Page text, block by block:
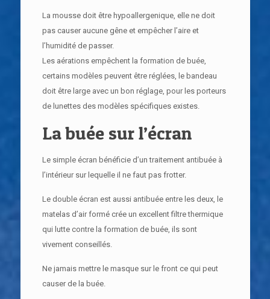
La mousse doit être hypoallergenique, elle ne doit
pas causer aucune gêne et empêcher l’aire et
l’humidité de passer.
Les aérations empêchent la formation de buée,
certains modèles peuvent être réglées, le bandeau
doit être large avec un bon réglage, pour les porteurs
de lunettes des modèles spécifiques existes.
La buée sur l’écran
Le simple écran bénéficie d’un traitement antibuée à
l’intérieur sur lequelle il ne faut pas frotter.
Le double écran est aussi antibuée entre les deux, le
matelas d’air formé crée un excellent filtre thermique
qui lutte contre la formation de buée, ils sont
vivement conseillés.
Ne jamais mettre le masque sur le front ce qui peut
causer de la buée.